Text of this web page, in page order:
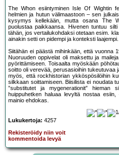
The Whon esiintyminen Isle Of Wightin
helmien ja hutun välimaastoon – sen
kysymys kellekään, mutta osana The
puolustaa paikkaansa. Hivenen tuntuu
tähän, jos vertailukohdaksi otetaan esim.
ainakin setti on pidempi ja konteksti laajempi.
Siitähän ei päästä mihinkään, että vuonna
Nuoruuden oppivelat oli maksettu ja
pyörittämiseen. Toisaalta myöskään
soitto oli verevää, perusasioihin tukeutuvaa
myös, että rockhistorian ykköspösilöihin
silkkaan soittamiseen. Biisilista ei noudata
”substitutet ja mygenerationit” hieman
huippuhetken haluaa levyltä nostaa
mainio ehdokas.
Lukukertoja: 4257
Rekisteröidy niin voit
kommentoida levyä